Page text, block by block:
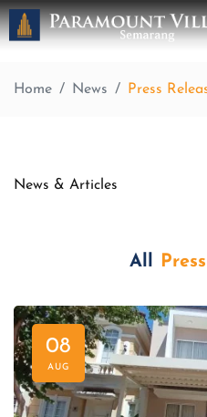
Home News Press
News & Articles
All
08
AUG